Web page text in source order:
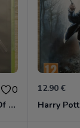
0
Hellboy - The Science Of Evil Xbox 360
12.90 €